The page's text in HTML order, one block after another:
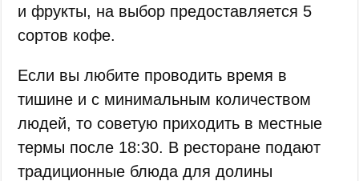
и фрукты, на выбор предоставляется 5
сортов кофе.
Если вы любите проводить время в
тишине и с минимальным количеством
людей, то советую приходить в местные
термы после 18:30. В ресторане подают
традиционные блюда для долины